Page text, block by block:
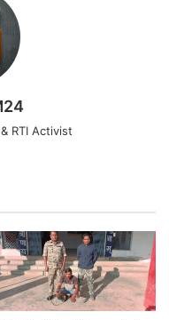
RTI Activist